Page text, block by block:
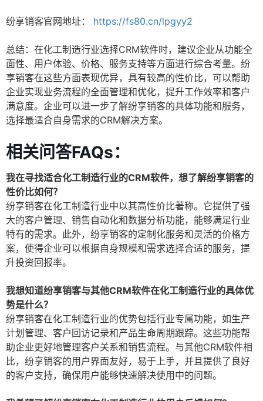
纷享销客官网地址： https://fs80.cn/lpgyy2
总结：在化工制造行业选择CRM软件时，建议企业从功能全
面性、用户体验、价格、服务支持等方面进行综合考量。纷
享销客在这些方面表现优异，具有较高的性价比，可以帮助
企业实现业务流程的全面管理和优化，提升工作效率和客户
满意度。企业可以进一步了解纷享销客的具体功能和服务，
选择最适合自身需求的CRM解决方案。
相关问答FAQs：
我在寻找适合化工制造行业的CRM软件，想了解纷享销客的
性价比如何？
纷享销客在化工制造行业中以其高性价比著称。它提供了强
大的客户管理、销售自动化和数据分析功能，能够满足行业
特有的需求。此外，纷享销客的定制化服务和灵活的价格方
案，使得企业可以根据自身规模和需求选择合适的服务，提
升投资回报率。
我想知道纷享销客与其他CRM软件在化工制造行业的具体优
势是什么？
纷享销客在化工制造行业的优势包括行业专属功能，如生产
计划管理、客户回访记录和产品生命周期跟踪。这些功能帮
助企业更好地管理客户关系和销售流程。与其他CRM软件相
比，纷享销客的用户界面友好，易于上手，并且提供了良好
的客户支持，确保用户能够快速解决使用中的问题。